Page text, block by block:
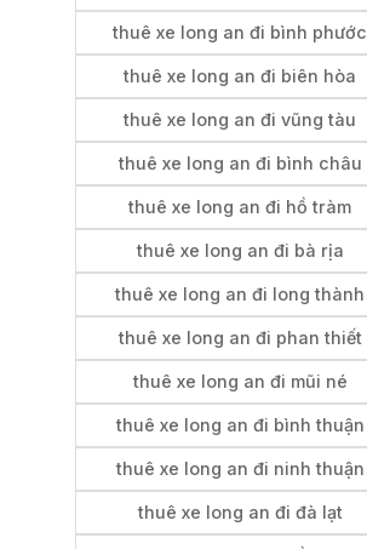
thuê xe long an đi bình phước
thuê xe long an đi biên hòa
thuê xe long an đi vũng tàu
thuê xe long an đi bình châu
thuê xe long an đi hồ tràm
thuê xe long an đi bà rịa
thuê xe long an đi long thành
thuê xe long an đi phan thiết
thuê xe long an đi mũi né
thuê xe long an đi bình thuận
thuê xe long an đi ninh thuận
thuê xe long an đi đà lạt